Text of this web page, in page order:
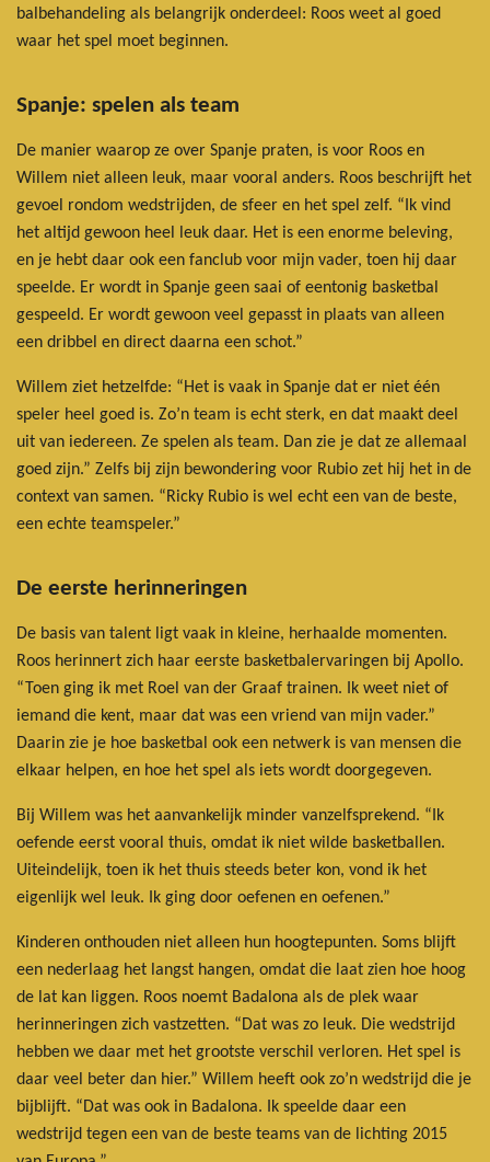
balbehandeling als belangrijk onderdeel: Roos weet al goed
waar het spel moet beginnen.
Spanje: spelen als team
De manier waarop ze over Spanje praten, is voor Roos en
Willem niet alleen leuk, maar vooral anders. Roos beschrijft het
gevoel rondom wedstrijden, de sfeer en het spel zelf. “Ik vind
het altijd gewoon heel leuk daar. Het is een enorme beleving,
en je hebt daar ook een fanclub voor mijn vader, toen hij daar
speelde. Er wordt in Spanje geen saai of eentonig basketbal
gespeeld. Er wordt gewoon veel gepasst in plaats van alleen
een dribbel en direct daarna een schot.”
Willem ziet hetzelfde: “Het is vaak in Spanje dat er niet één
speler heel goed is. Zo’n team is echt sterk, en dat maakt deel
uit van iedereen. Ze spelen als team. Dan zie je dat ze allemaal
goed zijn.” Zelfs bij zijn bewondering voor Rubio zet hij het in de
context van samen. “Ricky Rubio is wel echt een van de beste,
een echte teamspeler.”
De eerste herinneringen
De basis van talent ligt vaak in kleine, herhaalde momenten.
Roos herinnert zich haar eerste basketbalervaringen bij Apollo.
“Toen ging ik met Roel van der Graaf trainen. Ik weet niet of
iemand die kent, maar dat was een vriend van mijn vader.”
Daarin zie je hoe basketbal ook een netwerk is van mensen die
elkaar helpen, en hoe het spel als iets wordt doorgegeven.
Bij Willem was het aanvankelijk minder vanzelfsprekend. “Ik
oefende eerst vooral thuis, omdat ik niet wilde basketballen.
Uiteindelijk, toen ik het thuis steeds beter kon, vond ik het
eigenlijk wel leuk. Ik ging door oefenen en oefenen.”
Kinderen onthouden niet alleen hun hoogtepunten. Soms blijft
een nederlaag het langst hangen, omdat die laat zien hoe hoog
de lat kan liggen. Roos noemt Badalona als de plek waar
herinneringen zich vastzetten. “Dat was zo leuk. Die wedstrijd
hebben we daar met het grootste verschil verloren. Het spel is
daar veel beter dan hier.” Willem heeft ook zo’n wedstrijd die je
bijblijft. “Dat was ook in Badalona. Ik speelde daar een
wedstrijd tegen een van de beste teams van de lichting 2015